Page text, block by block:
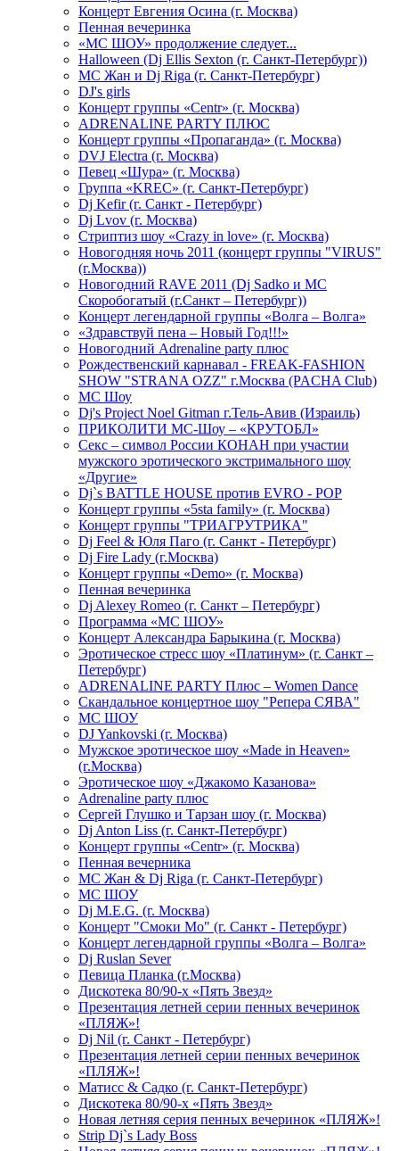
Концерт Евгения Осина (г. Москва)
Пенная вечеринка
«МС ШОУ» продолжение следует...
Halloween (Dj Ellis Sexton (г. Санкт-Петербург))
МС Жан и Dj Riga (г. Санкт-Петербург)
DJ's girls
Концерт группы «Centr» (г. Москва)
ADRENALINE PARTY ПЛЮС
Концерт группы «Пропаганда» (г. Москва)
DVJ Electra (г. Москва)
Певец «Шура» (г. Москва)
Группа «KREC» (г. Санкт-Петербург)
Dj Kefir (г. Санкт - Петербург)
Dj Lvov (г. Москва)
Стриптиз шоу «Crazy in love» (г. Москва)
Новогодняя ночь 2011 (концерт группы "VIRUS"
(г.Москва))
Новогодний RAVE 2011 (Dj Sadko и MC
Скоробогатый (г.Санкт – Петербург))
Концерт легендарной группы «Волга – Волга»
«Здравствуй пена – Новый Год!!!»
Новогодний Adrenaline party плюс
Рождественский карнавал - FREAK-FASHION
SHOW "STRANA OZZ" г.Москва (PACHA Club)
MC Шоу
Dj's Project Noel Gitman г.Тель-Авив (Израиль)
ПРИКОЛИТИ МС-Шоу – «КРУТОБЛ»
Секс – символ России КОНАН при участии
мужского эротического экстримального шоу
«Другие»
Dj`s BATTLE HOUSE против EVRO - POP
Концерт группы «5sta family» (г. Москва)
Концерт группы "ТРИАГРУТРИКА"
Dj Feel & Юля Паго (г. Санкт - Петербург)
Dj Fire Lady (г.Москва)
Концерт группы «Demo» (г. Москва)
Пенная вечеринка
Dj Alexey Romeo (г. Санкт – Петербург)
Программа «МС ШОУ»
Концерт Александра Барыкина (г. Москва)
Эротическое стресс шоу «Платинум» (г. Санкт –
Петербург)
ADRENALINE PARTY Плюс – Women Dance
Скандальное концертное шоу "Репера СЯВА"
МС ШОУ
DJ Yankovski (г. Москва)
Мужское эротическое шоу «Made in Heaven»
(г.Москва)
Эротическое шоу «Джакомо Казанова»
Adrenaline party плюс
Сергей Глушко и Тарзан шоу (г. Москва)
Dj Anton Liss (г. Санкт-Петербург)
Концерт группы «Centr» (г. Москва)
Пенная вечерника
МС Жан & Dj Riga (г. Санкт-Петербург)
МС ШОУ
Dj M.E.G. (г. Москва)
Концерт "Смоки Мо" (г. Санкт - Петербург)
Концерт легендарной группы «Волга – Волга»
Dj Ruslan Sever
Певица Планка (г.Москва)
Дискотека 80/90-х «Пять Звезд»
Презентация летней серии пенных вечеринок
«ПЛЯЖ»!
Dj Nil (г. Санкт - Петербург)
Презентация летней серии пенных вечеринок
«ПЛЯЖ»!
Матисс & Садко (г. Санкт-Петербург)
Дискотека 80/90-х «Пять Звезд»
Новая летняя серия пенных вечеринок «ПЛЯЖ»!
Strip Dj`s Lady Boss